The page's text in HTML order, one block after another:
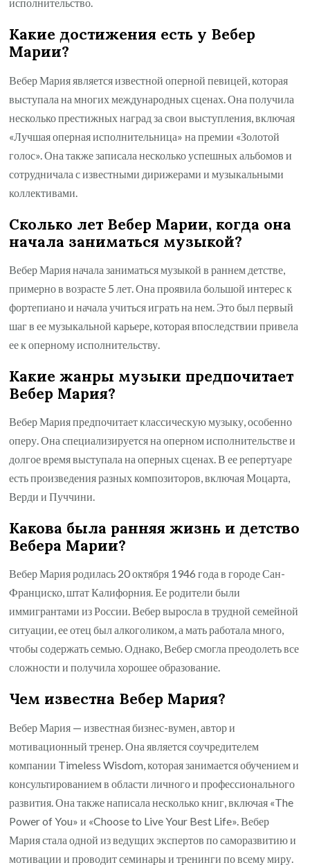
исполнительство.
Какие достижения есть у Вебер
Марии?
Вебер Мария является известной оперной певицей, которая
выступала на многих международных сценах. Она получила
несколько престижных наград за свои выступления, включая
«Лучшая оперная исполнительница» на премии «Золотой
голос». Она также записала несколько успешных альбомов и
сотрудничала с известными дирижерами и музыкальными
коллективами.
Сколько лет Вебер Марии, когда она
начала заниматься музыкой?
Вебер Мария начала заниматься музыкой в раннем детстве,
примерно в возрасте 5 лет. Она проявила большой интерес к
фортепиано и начала учиться играть на нем. Это был первый
шаг в ее музыкальной карьере, которая впоследствии привела
ее к оперному исполнительству.
Какие жанры музыки предпочитает
Вебер Мария?
Вебер Мария предпочитает классическую музыку, особенно
оперу. Она специализируется на оперном исполнительстве и
долгое время выступала на оперных сценах. В ее репертуаре
есть произведения разных композиторов, включая Моцарта,
Верди и Пуччини.
Какова была ранняя жизнь и детство
Вебера Марии?
Вебер Мария родилась 20 октября 1946 года в городе Сан-
Франциско, штат Калифорния. Ее родители были
иммигрантами из России. Вебер выросла в трудной семейной
ситуации, ее отец был алкоголиком, а мать работала много,
чтобы содержать семью. Однако, Вебер смогла преодолеть все
сложности и получила хорошее образование.
Чем известна Вебер Мария?
Вебер Мария — известная бизнес-вумен, автор и
мотивационный тренер. Она является соучредителем
компании Timeless Wisdom, которая занимается обучением и
консультированием в области личного и профессионального
развития. Она также написала несколько книг, включая «The
Power of You» и «Choose to Live Your Best Life». Вебер
Мария стала одной из ведущих экспертов по саморазвитию и
мотивации и проводит семинары и тренинги по всему миру.